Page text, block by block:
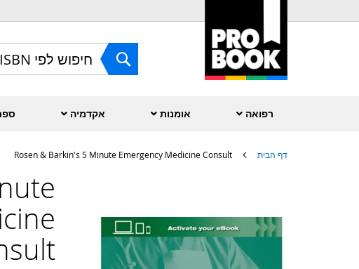
to
Content
חפש
רפואה אומנות אקדמיה
דף הבית Rosen & Barkin's 5 Minute Emergency Medicine Consult
גלריית
תמונות